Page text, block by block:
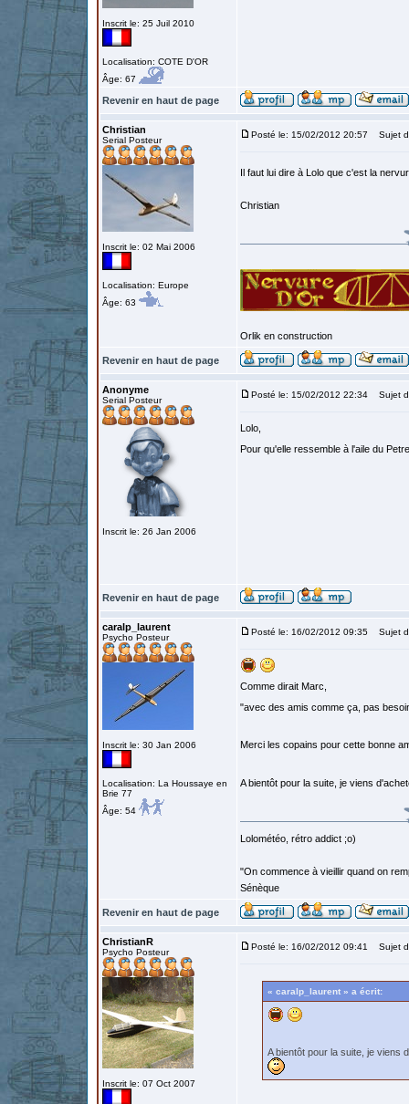
Inscrit le: 25 Juil 2010
Localisation: COTE D'OR
Âge: 67
Revenir en haut de page
Christian
Serial Posteur
Inscrit le: 02 Mai 2006
Localisation: Europe
Âge: 63
Posté le: 15/02/2012 20:57 Sujet
Il faut lui dire à Lolo que c'est la
Christian
Orlik en construction
Revenir en haut de page
Anonyme
Serial Posteur
Inscrit le: 26 Jan 2006
Posté le: 15/02/2012 22:34 Sujet
Lolo,
Pour qu'elle ressemble à l'aile du
Revenir en haut de page
caralp_laurent
Psycho Posteur
Inscrit le: 30 Jan 2006
Localisation: La Houssaye en
Brie 77
Âge: 54
Posté le: 16/02/2012 09:35 Sujet
Comme dirait Marc,
"avec des amis comme ça, pas
Merci les copains pour cette bonne
A bientôt pour la suite, je viens
Lolométéo, rétro addict ;o)
"On commence à vieillir quand on
Sénèque
Revenir en haut de page
ChristianR
Psycho Posteur
Inscrit le: 07 Oct 2007
Posté le: 16/02/2012 09:41 Sujet
« caralp_laurent » a écrit:
A bientôt pour la suite, je viens